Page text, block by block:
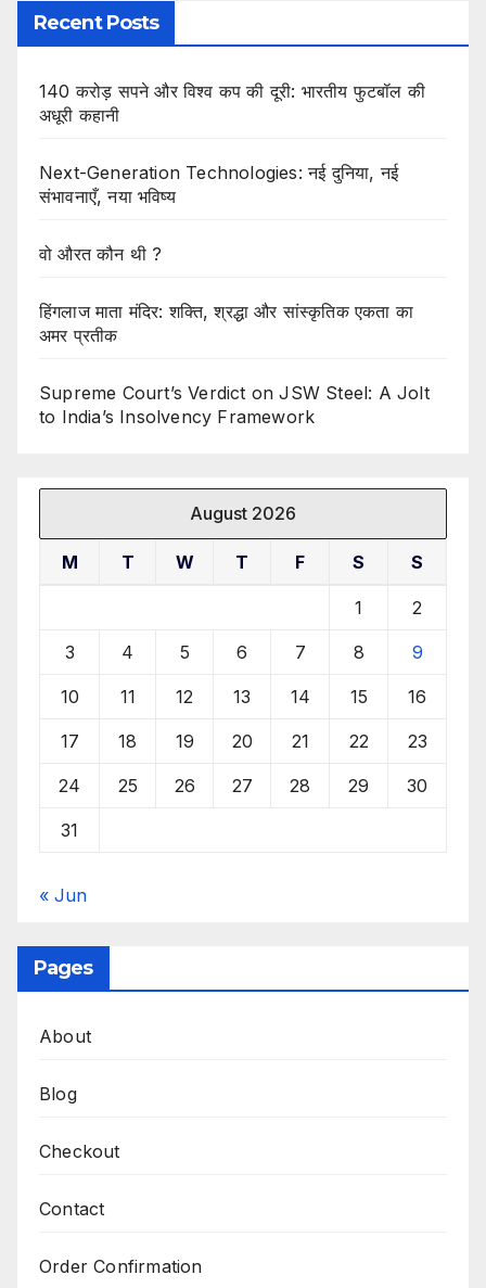
Recent Posts
140 करोड़ सपने और विश्व कप की दूरी: भारतीय फुटबॉल की
अधूरी कहानी
Next-Generation Technologies: नई दुनिया, नई
संभावनाएँ, नया भविष्य
वो औरत कौन थी ?
हिंगलाज माता मंदिर: शक्ति, श्रद्धा और सांस्कृतिक एकता का
अमर प्रतीक
Supreme Court’s Verdict on JSW Steel: A Jolt
to India’s Insolvency Framework
August 2026
M T W T F S S
1 2
3 4 5 6 7 8 9
10 11 12 13 14 15 16
17 18 19 20 21 22 23
24 25 26 27 28 29 30
31
« Jun
Pages
About
Blog
Checkout
Contact
Order Confirmation